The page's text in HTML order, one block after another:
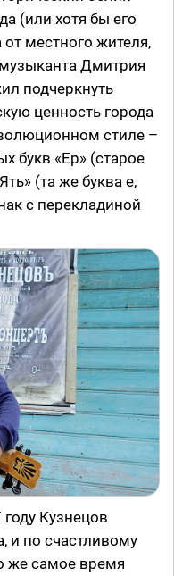
(или хотя бы его
местного жителя,
Дмитрия
подчеркнуть
ценность города
стиле –
букв «Ер» (старое
(та же буква е,
с перекладиной
Кузнецов
и по счастливому
же самое время